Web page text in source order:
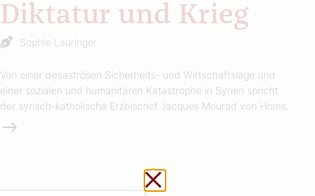
Diktatur und Krieg
Sophie Lauringer
Von einer desaströsen Sicherheits- und Wirtschaftslage und
einer sozialen und humanitären Katastrophe in Syrien spricht
der syrisch-katholische Erzbischof Jacques Mourad von Homs.
Weiterlesen
Schließen ohne zu